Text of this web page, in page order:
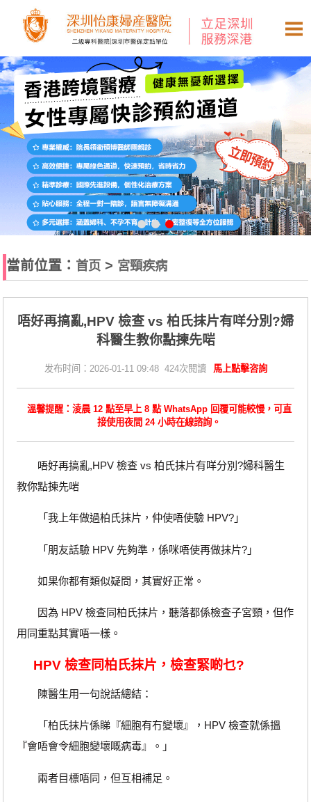
當前位置： 首页 > 宮頸疾病
唔好再搞亂,HPV 檢查 vs 柏氏抹片有咩分別?婦
科醫生教你點揀先啱
发布时间：2026-01-11 09:48 424次閱讀 馬上點擊咨詢
溫馨提醒：淩晨 12 點至早上 8 點 WhatsApp 回覆可能較慢，可直
接使用夜間 24 小時在線諮詢。
唔好再搞亂,HPV 檢查 vs 柏氏抹片有咩分別?婦科醫生
教你點揀先啱
「我上年做過柏氏抹片，仲使唔使驗 HPV?」
「朋友話驗 HPV 先夠準，係咪唔使再做抹片?」
如果你都有類似疑問，其實好正常。
因為 HPV 檢查同柏氏抹片，聽落都係檢查子宮頸，但作
用同重點其實唔一樣。
HPV 檢查同柏氏抹片，檢查緊啲乜?
陳醫生用一句說話總結：
「柏氏抹片係睇『細胞有冇變壞』，HPV 檢查就係搵
『會唔會令細胞變壞嘅病毒』。」
兩者目標唔同，但互相補足。